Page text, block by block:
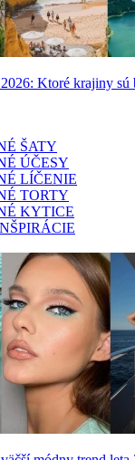
Ktoré krajiny sú
ŠATY
ÚČESY
LÍČENIE
TORTY
KYTICE